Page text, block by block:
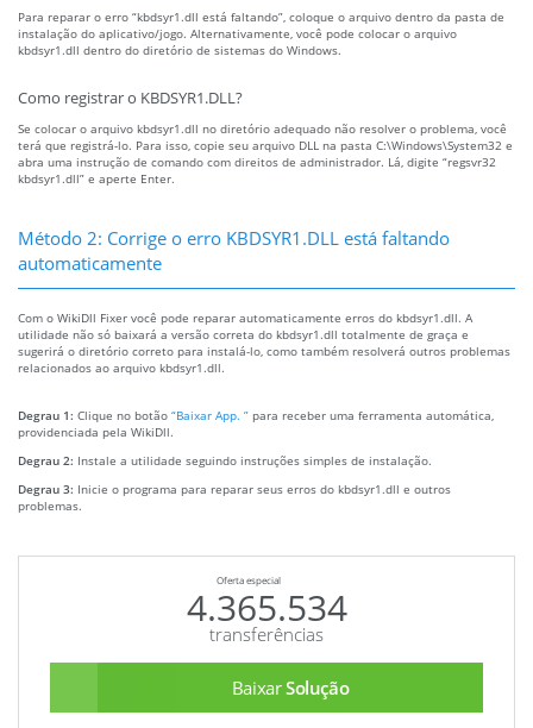
Para reparar o erro “kbdsyr1.dll está faltando”, coloque o arquivo dentro da pasta de
instalação do aplicativo/jogo. Alternativamente, você pode colocar o arquivo
kbdsyr1.dll dentro do diretório de sistemas do Windows.
Como registrar o KBDSYR1.DLL?
Se colocar o arquivo kbdsyr1.dll no diretório adequado não resolver o problema, você
terá que registrá-lo. Para isso, copie seu arquivo DLL na pasta C:\Windows\System32 e
abra uma instrução de comando com direitos de administrador. Lá, digite “regsvr32
kbdsyr1.dll” e aperte Enter.
Método 2: Corrige o erro KBDSYR1.DLL está faltando
automaticamente
Com o WikiDll Fixer você pode reparar automaticamente erros do kbdsyr1.dll. A
utilidade não só baixará a versão correta do kbdsyr1.dll totalmente de graça e
sugerirá o diretório correto para instalá-lo, como também resolverá outros problemas
relacionados ao arquivo kbdsyr1.dll.
Degrau 1: Clique no botão “Baixar App. ” para receber uma ferramenta automática,
providenciada pela WikiDll.
Degrau 2: Instale a utilidade seguindo instruções simples de instalação.
Degrau 3: Inicie o programa para reparar seus erros do kbdsyr1.dll e outros
problemas.
Oferta especial
4.365.534
transferências
BaixarSolução